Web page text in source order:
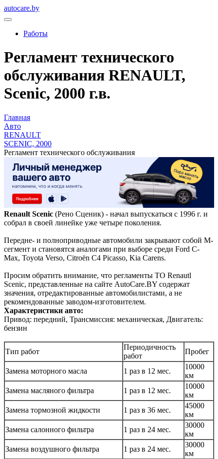
autocare.by
Работы
Регламент технического
обслуживания RENAULT,
Scenic, 2000 г.в.
Главная
Авто
RENAULT
SCENIC, 2000
Регламент технического обслуживания
Renault Scenic (Рено Сценик) - начал выпускаться с 1996 г. и
собрал в своей линейке уже четыре поколения.
Передне- и полноприводные автомобили закрывают собой М-
сегмент и становятся аналогами при выборе среди Ford C-
Max, Toyota Verso, Citroën C4 Picasso, Kia Carens.
Просим обратить внимание, что регламенты ТО Renautl
Scenic, представленные на сайте AutoCare.BY содержат
значения, отредактированные автомобилистами, а не
рекомендованные заводом-изготовителем.
Характеристики авто:
Привод: передний, Трансмиссия: механическая, Двигатель:
бензин
Тип работ
Периодичность
работ
Пробег
Замена моторного масла 1 раз в 12 мес.
10000
км
Замена масляного фильтра
1 раз в 12 мес.
10000
км
Замена тормозной жидкости
1 раз в 36 мес.
45000
км
Замена салонного фильтра
1 раз в 24 мес.
30000
км
Замена воздушного фильтра
1 раз в 24 мес.
30000
км